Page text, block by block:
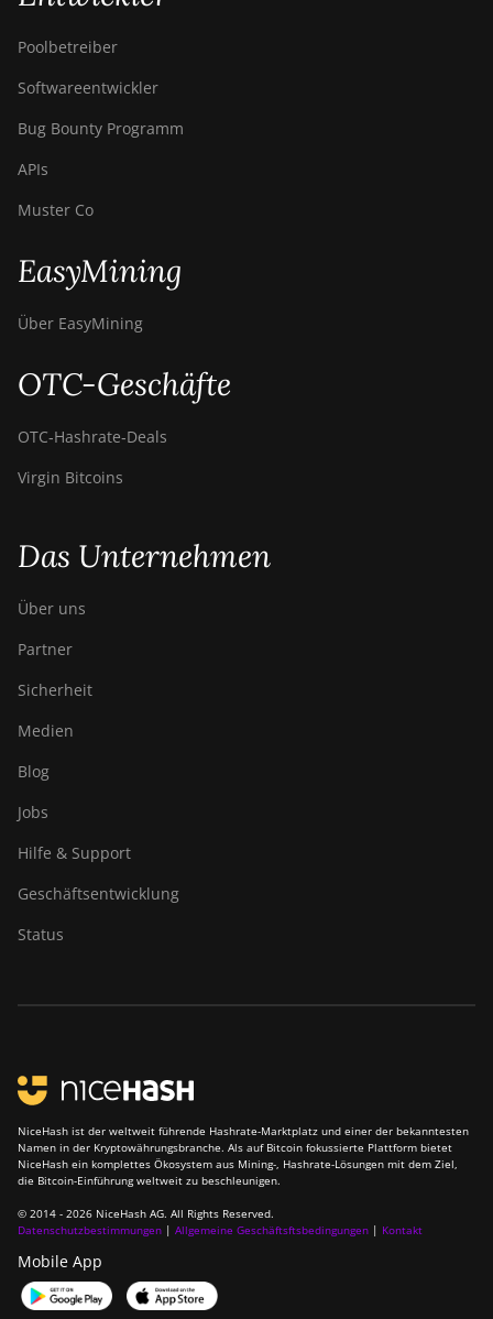
Poolbetreiber
Softwareentwickler
Bug Bounty Programm
APIs
Muster Co
EasyMining
Über EasyMining
OTC-Geschäfte
OTC‑Hashrate‑Deals
Virgin Bitcoins
Das Unternehmen
Über uns
Partner
Sicherheit
Medien
Blog
Jobs
Hilfe & Support
Geschäftsentwicklung
Status
NiceHash ist der weltweit führende Hashrate-Marktplatz und einer der bekanntesten
Namen in der Kryptowährungsbranche. Als auf Bitcoin fokussierte Plattform bietet
NiceHash ein komplettes Ökosystem aus Mining-, Hashrate-Lösungen mit dem Ziel,
die Bitcoin-Einführung weltweit zu beschleunigen.
© 2014 - 2026 NiceHash AG. All Rights Reserved.
Datenschutzbestimmungen | Allgemeine Geschäftsftsbedingungen | Kontakt
Mobile App